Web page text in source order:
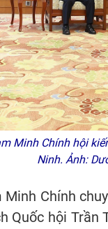
Minh Chính hội
Ninh. Ảnh:
Chính
Quốc hội